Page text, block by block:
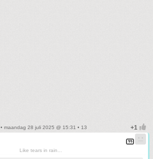
• maandag 28 juli 2025 @ 15:31 • 13
Like tears in rain...